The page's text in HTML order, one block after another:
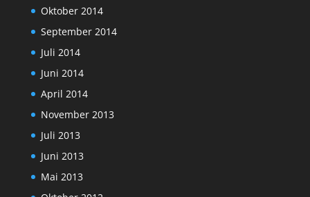
Oktober 2014
September 2014
Juli 2014
Juni 2014
April 2014
November 2013
Juli 2013
Juni 2013
Mai 2013